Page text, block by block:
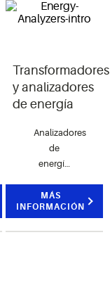
Transformadores
y analizadores
de energía
Analizadores
de
energía
y
trifásicos,
MÁS
INFORMACIÓN